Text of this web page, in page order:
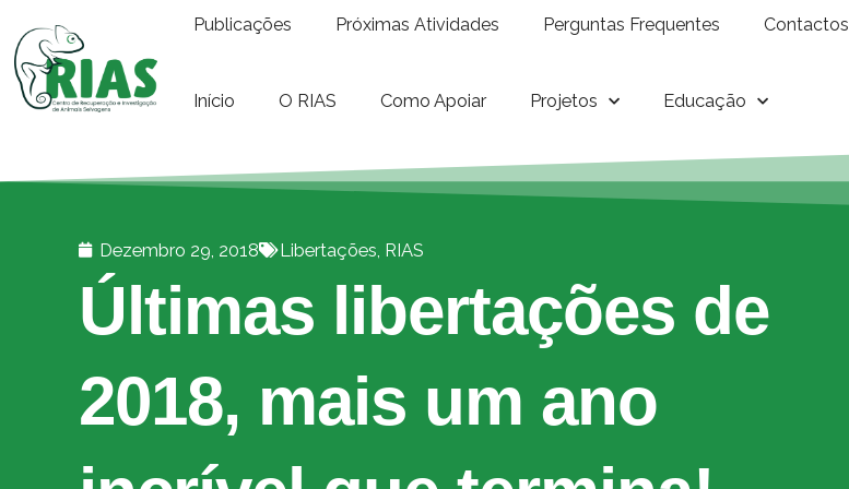
Publicações Próximas Atividades Perguntas Frequentes Contactos
Início O RIAS Como Apoiar Projetos Educação
Dezembro 29, 2018 Libertações, RIAS
Últimas libertações de
2018, mais um ano